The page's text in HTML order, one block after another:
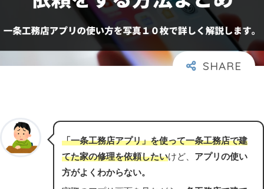
「一条工務店アプリ」を使って一条工務店で建
てた家の修理を依頼したいけど、 アプリの使い
方がよくわからない。